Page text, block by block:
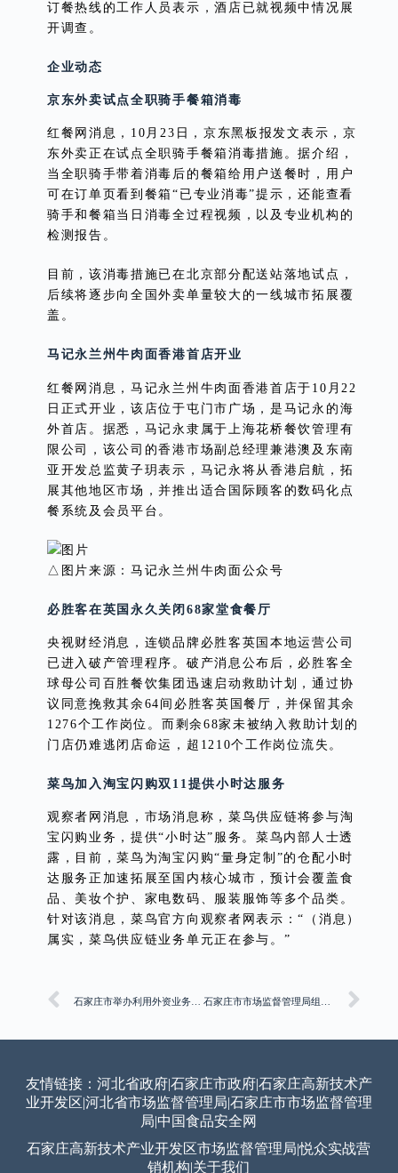
订餐热线的工作人员表示，酒店已就视频中情况展
开调查。
企业动态
京东外卖试点全职骑手餐箱消毒
红餐网消息，10月23日，京东黑板报发文表示，京
东外卖正在试点全职骑手餐箱消毒措施。据介绍，
当全职骑手带着消毒后的餐箱给用户送餐时，用户
可在订单页看到餐箱“已专业消毒”提示，还能查看
骑手和餐箱当日消毒全过程视频，以及专业机构的
检测报告。
目前，该消毒措施已在北京部分配送站落地试点，
后续将逐步向全国外卖单量较大的一线城市拓展覆
盖。
马记永兰州牛肉面香港首店开业
红餐网消息，马记永兰州牛肉面香港首店于10月22
日正式开业，该店位于屯门市广场，是马记永的海
外首店。据悉，马记永隶属于上海花桥餐饮管理有
限公司，该公司的香港市场副总经理兼港澳及东南
亚开发总监黄子玥表示，马记永将从香港启航，拓
展其他地区市场，并推出适合国际顾客的数码化点
餐系统及会员平台。
△图片来源：马记永兰州牛肉面公众号
必胜客在英国永久关闭68家堂食餐厅
央视财经消息，连锁品牌必胜客英国本地运营公司
已进入破产管理程序。破产消息公布后，必胜客全
球母公司百胜餐饮集团迅速启动救助计划，通过协
议同意挽救其余64间必胜客英国餐厅，并保留其余
1276个工作岗位。而剩余68家未被纳入救助计划的
门店仍难逃闭店命运，超1210个工作岗位流失。
菜鸟加入淘宝闪购双11提供小时达服务
观察者网消息，市场消息称，菜鸟供应链将参与淘
宝闪购业务，提供“小时达”服务。菜鸟内部人士透
露，目前，菜鸟为淘宝闪购“量身定制”的仓配小时
达服务正加速拓展至国内核心城市，预计会覆盖食
品、美妆个护、家电数码、服装服饰等多个品类。
针对该消息，菜鸟官方向观察者网表示：“（消息）
属实，菜鸟供应链业务单元正在参与。”
石家庄市举办利用外资业务培训会 市场监管与投促部门协同助力外商投资兴业
友情链接： 河北省政府|石家庄市政府|石家庄高新技术产
业开发区|河北省市场监督管理局|石家庄市市场监督管理
局|中国食品安全网
石家庄高新技术产业开发区市场监督管理局|悦众实战营
销机构|关于我们